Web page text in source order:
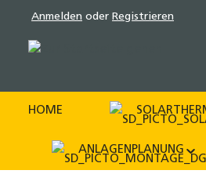
Zur Hauptnavigation
Anmelden oder Registrieren
HOME
ANLAGENPLANUNG